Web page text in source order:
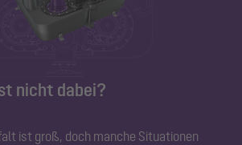
nicht dabei?
ist groß, doch manche Situationen